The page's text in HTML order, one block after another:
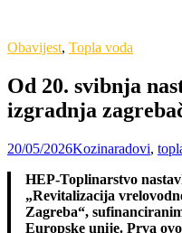
Obavijest, Topla voda
Od 20. svibnja
izgradnja
20/05/2026Kozinaradovi,
HEP-Toplinarstvo
„Revitalizacija
Zagreba“,
Europske unije. Prva